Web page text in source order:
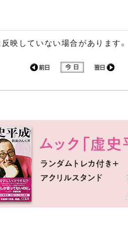
映していない場合があります。